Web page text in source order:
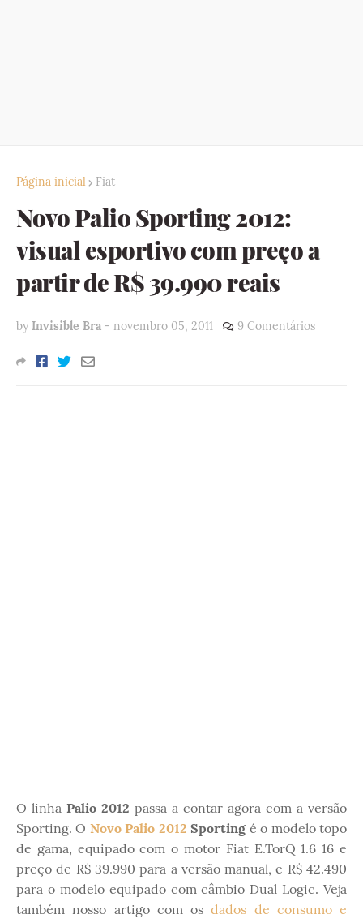
Página inicial Fiat
Novo Palio Sporting 2012:
visual esportivo com preço a
partir de R$ 39.990 reais
by Invisible Bra - novembro 05, 2011 9 Comentários
O linha Palio 2012 passa a contar agora com a versão
Sporting. O Novo Palio 2012 Sportingé o modelo topo
de gama, equipado com o motor Fiat E.TorQ 1.6 16 e
preço de R$ 39.990 para a versão manual, e R$ 42.490
para o modelo equipado com câmbio Dual Logic. Veja
também nosso artigo com os dados de consumo e